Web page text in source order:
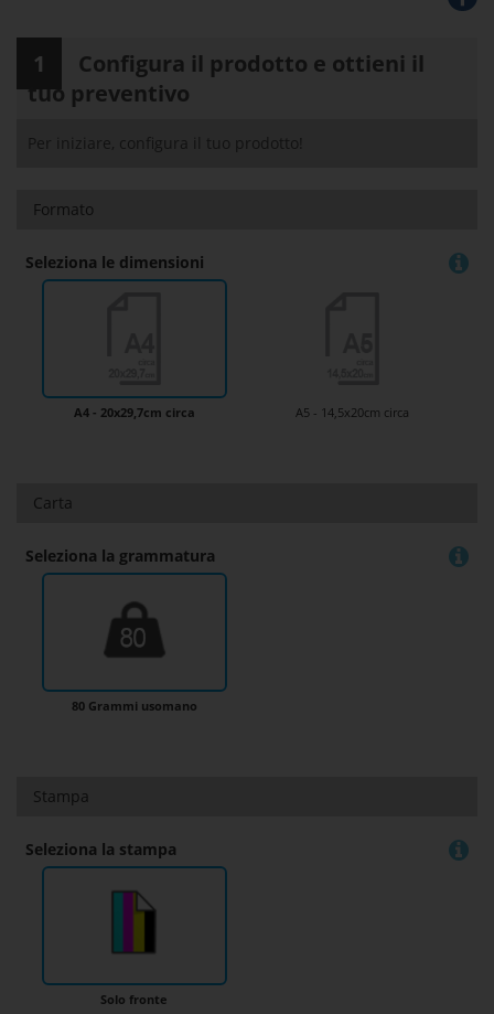
1
Configura il prodotto e ottieni il
tuo preventivo
Per iniziare, configura il tuo prodotto!
Formato
Seleziona le dimensioni
A4 - 20x29,7cm circa A5 - 14,5x20cm circa
Carta
Seleziona la grammatura
80 Grammi usomano
Stampa
Seleziona la stampa
Solo fronte